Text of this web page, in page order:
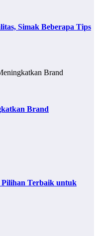
Simak Beberapa Tips
Brand
Pilihan Terbaik untuk